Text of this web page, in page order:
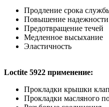
Продление срока
Повышение надежности
Предотвращение течей
Медленное высыхание
Эластичность
Loctite 5922 применение:
Прокладки крышки
Прокладки масляного